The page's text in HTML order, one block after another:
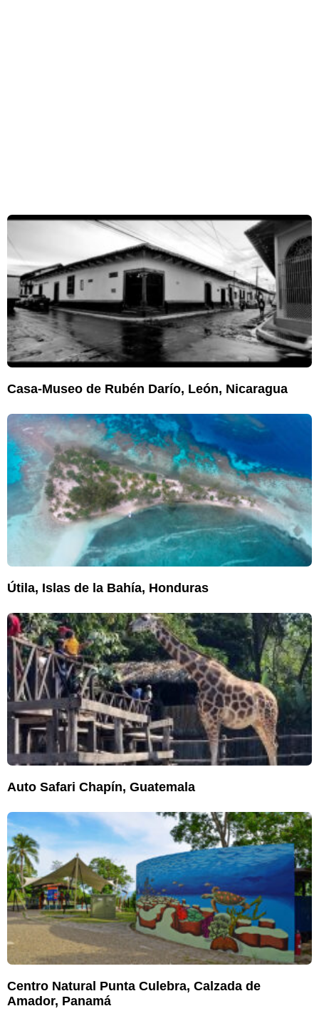
Casa-Museo de Rubén Darío, León, Nicaragua
Útila, Islas de la Bahía, Honduras
Auto Safari Chapín, Guatemala
Centro Natural Punta Culebra, Calzada de
Amador, Panamá